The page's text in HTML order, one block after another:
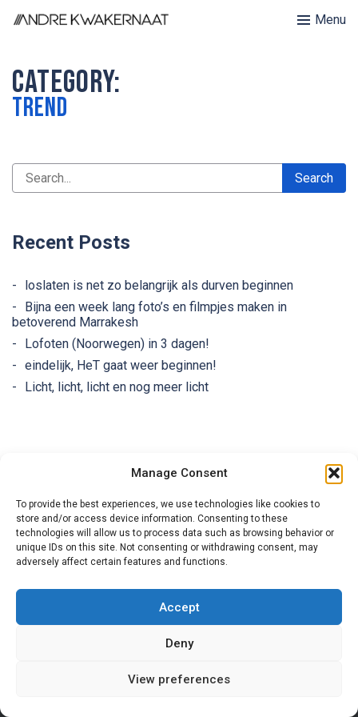
Manage Consent
To provide the best experiences, we use technologies like cookies to
store and/or access device information. Consenting to these
technologies will allow us to process data such as browsing behavior or
unique IDs on this site. Not consenting or withdrawing consent, may
adversely affect certain features and functions.
Accept
Deny
View preferences
Menu
Category:
Trend
Recent Posts
loslaten is net zo belangrijk als durven beginnen
Bijna een week lang foto’s en filmpjes maken in
betoverend Marrakesh
Lofoten (Noorwegen) in 3 dagen!
eindelijk, HeT gaat weer beginnen!
Licht, licht, licht en nog meer licht
Over mij Contact